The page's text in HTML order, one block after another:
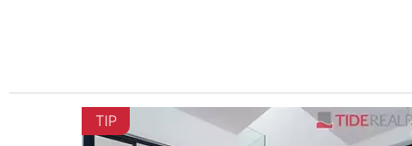
TIP